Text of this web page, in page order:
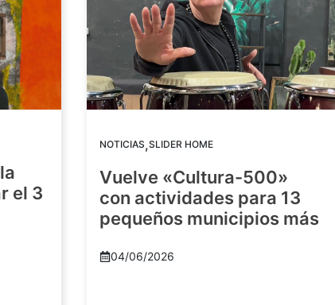
el 3
NOTICIAS,SLIDER HOME
Vuelve «Cultura-500»
con actividades para 13
pequeños municipios más
04/06/2026